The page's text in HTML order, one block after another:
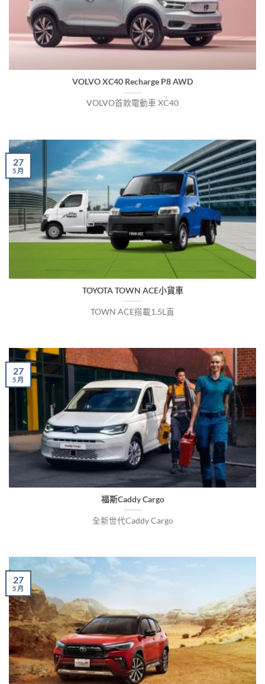
VOLVO XC40 Recharge P8 AWD
VOLVO首款電動車 XC40
TOYOTA TOWN ACE小貨車
TOWN ACE搭載1.5L直
27
5 月
福斯Caddy Cargo
全新世代Caddy Cargo
27
5 月
27
5 月